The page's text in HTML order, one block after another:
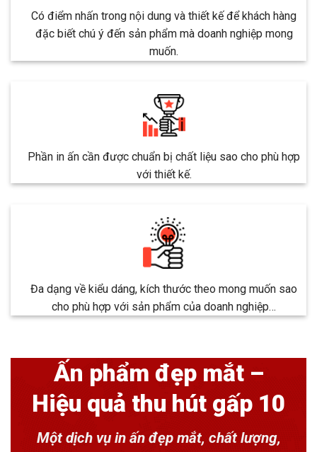
Có điểm nhấn trong nội dung và thiết kế để khách hàng
đặc biết chú ý đến sản phẩm mà doanh nghiệp mong
muốn.
Phần in ấn cần được chuẩn bị chất liệu sao cho phù hợp
với thiết kế.
Đa dạng về kiểu dáng, kích thước theo mong muốn sao
cho phù hợp với sản phẩm của doanh nghiệp…
Ấn phẩm đẹp mắt –
Hiệu quả thu hút gấp 10
Một dịch vụ in ấn đẹp mắt, chất lượng,